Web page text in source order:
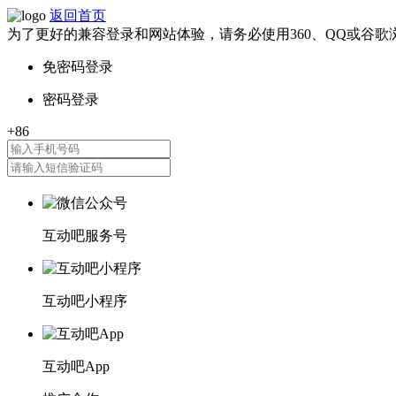
返回首页
为了更好的兼容登录和网站体验，请务必使用360、QQ或谷歌
互动吧服务号
互动吧小程序
互动吧App